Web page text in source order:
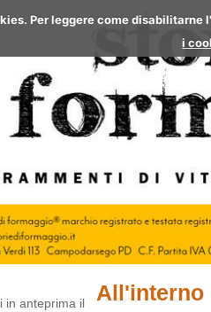
Per leggere come disabilitarne
i
in anteprima il
All'interno